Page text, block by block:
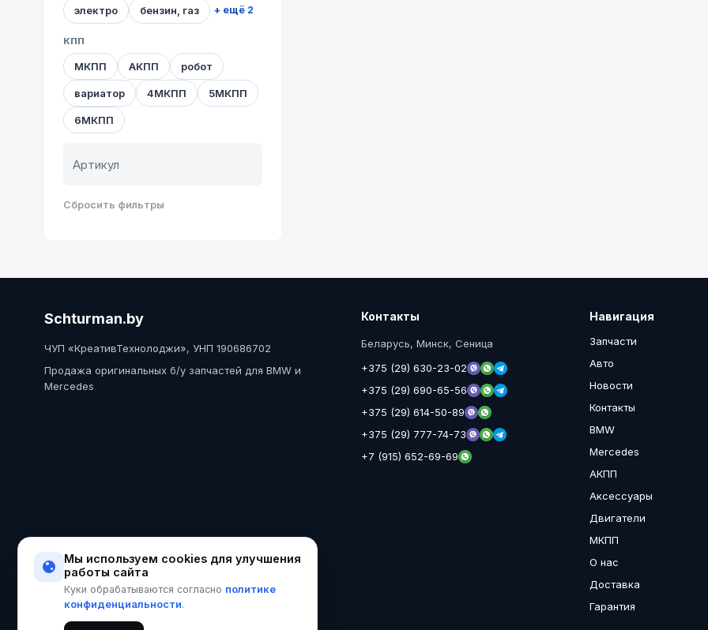
электро бензин, газ + ещё 2
КПП
МКПП АКПП робот
вариатор 4МКПП 5МКПП
6МКПП
Сбросить фильтры
Schturman.by
ЧУП «КреативТехнолоджи», УНП 190686702
Продажа оригинальных б/у запчастей для BMW и
Mercedes
Контакты
Беларусь, Минск, Сеница
+375 (29) 630-23-02
+375 (29) 690-65-56
+375 (29) 614-50-89
+375 (29) 777-74-73
+7 (915) 652-69-69
Навигация
Запчасти
Авто
Новости
Контакты
BMW
Mercedes
АКПП
Аксессуары
Двигатели
МКПП
О нас
Доставка
Гарантия
Мы используем cookies для улучшения
работы сайта
Куки обрабатываются согласно политике
конфиденциальности.